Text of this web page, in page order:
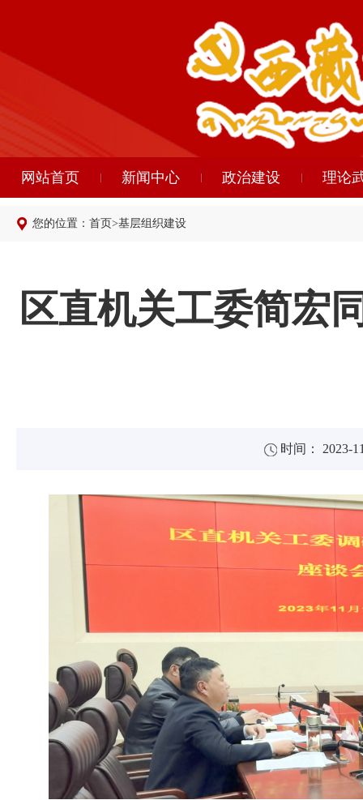
网站首页 新闻中心 政治建设 理论
您的位置： 首页>基层组织建设
区直机关工委简宏
时间： 2023-